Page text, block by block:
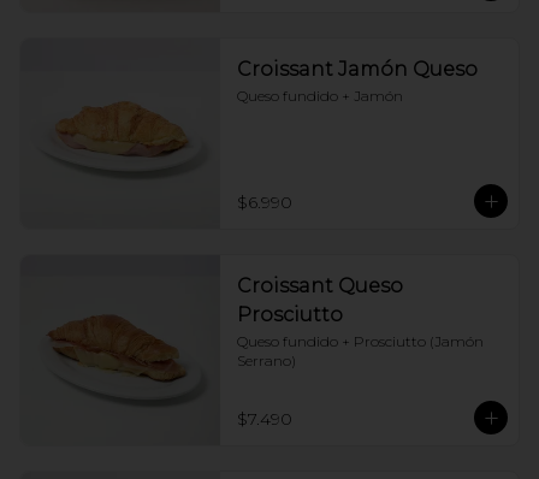
Croissant Jamón Queso
Queso fundido + Jamón
$6.990
Croissant Queso
Prosciutto
Queso fundido + Prosciutto (Jamón
Serrano)
$7.490